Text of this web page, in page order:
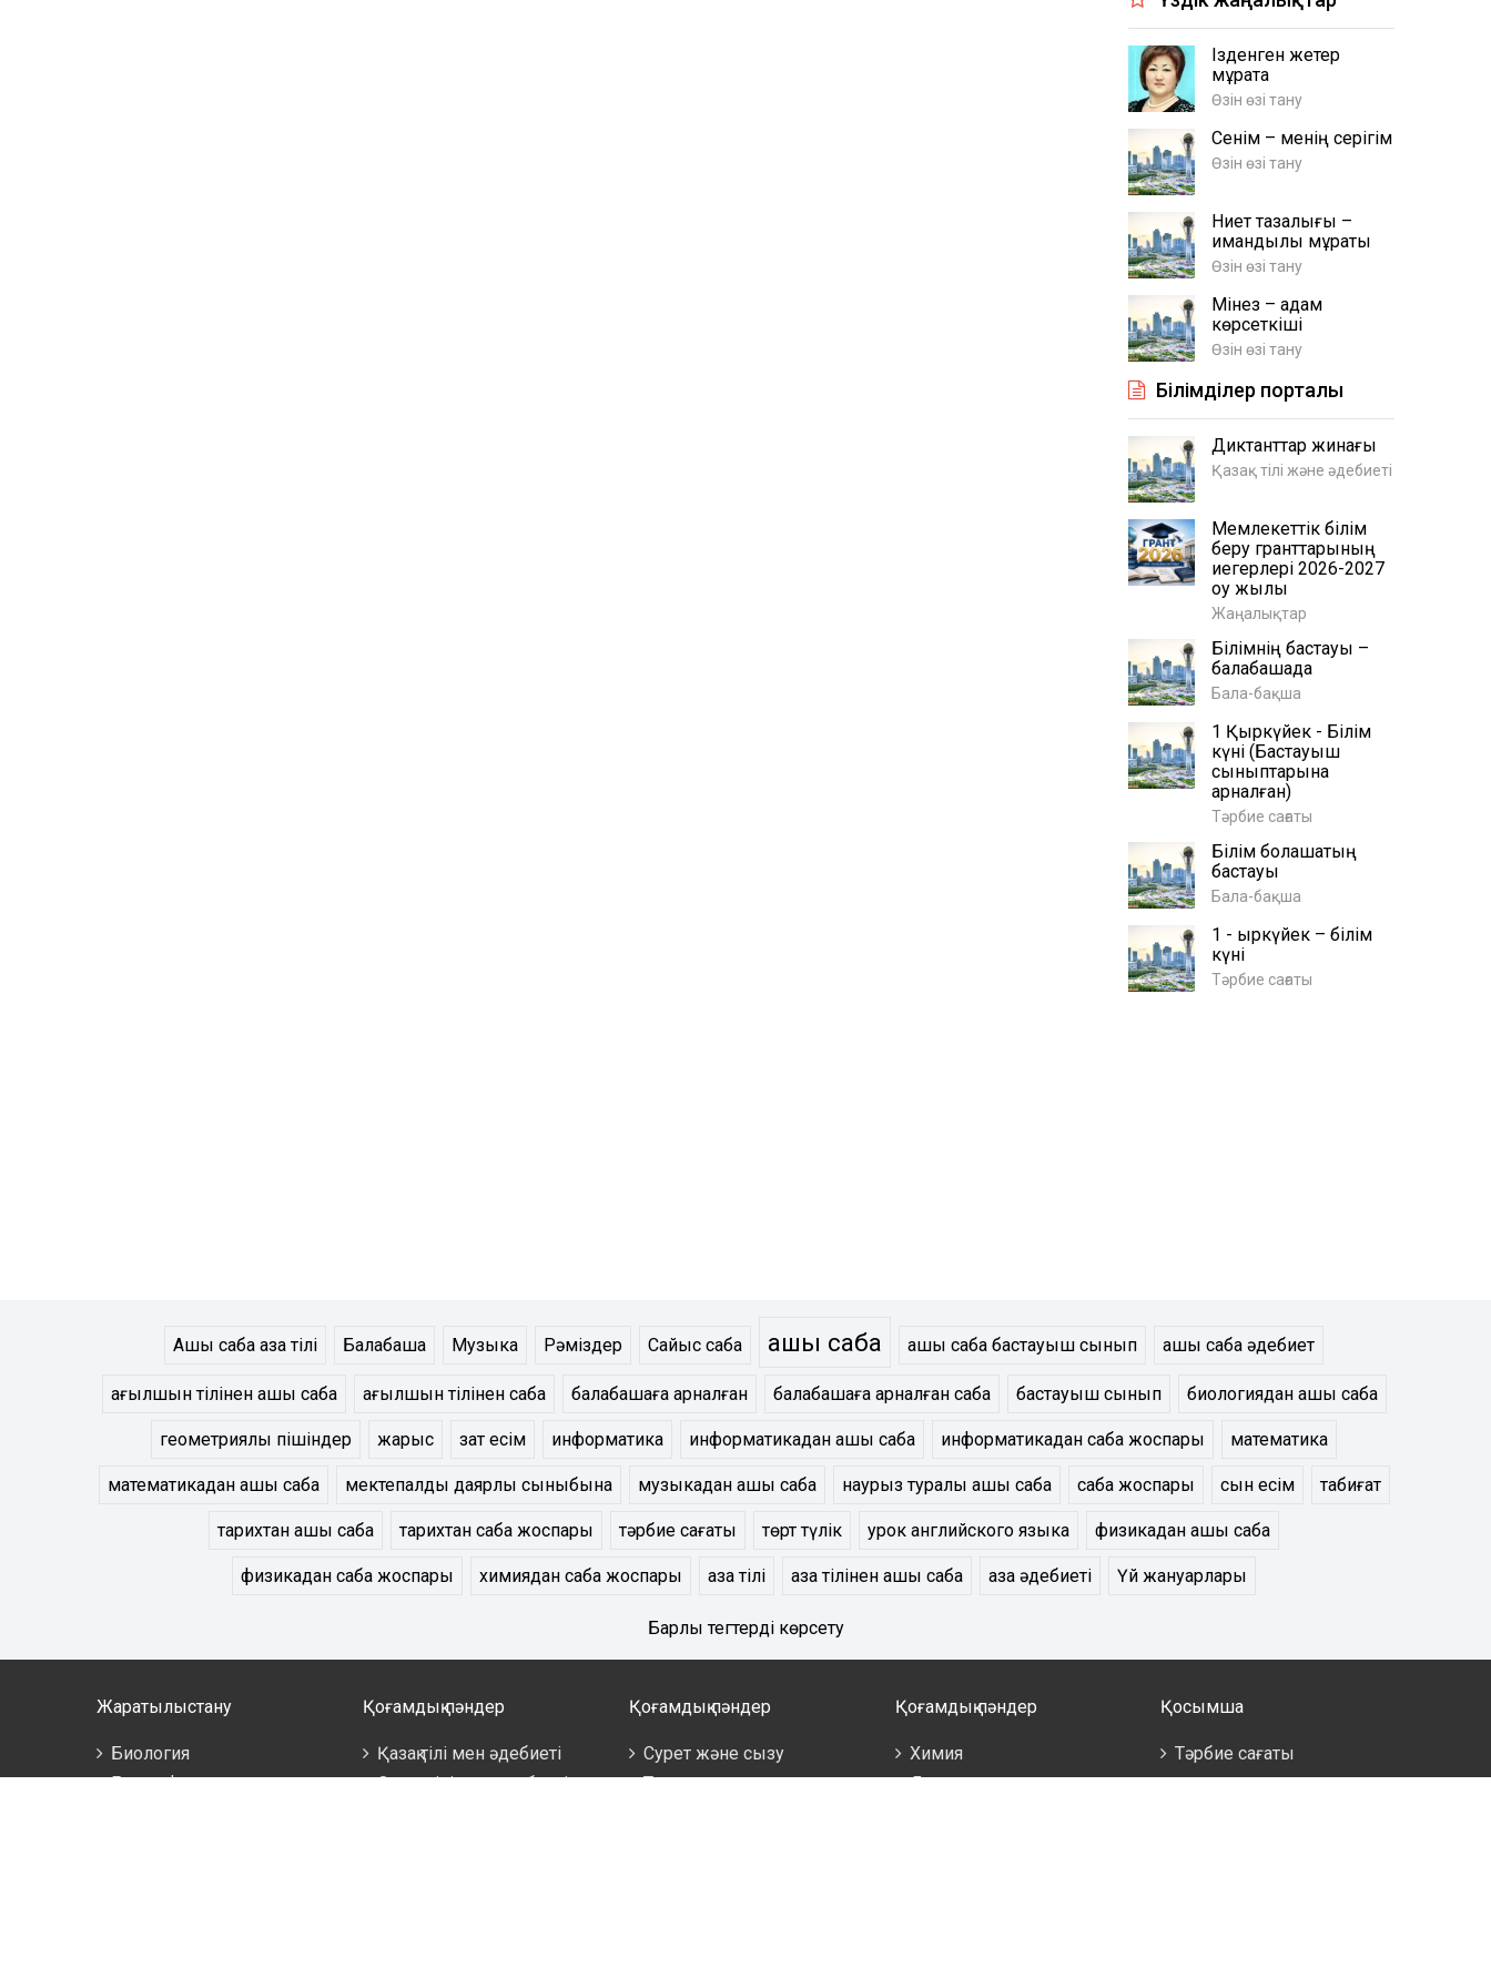
Ізденген жетер
мұратқа
Өзін өзі тану
Сенім – менің серігім
Өзін өзі тану
Ниет тазалығы –
имандылық мұраты
Өзін өзі тану
Мінез – адам
көрсеткіші
Өзін өзі тану
Білімділер порталы
Диктанттар жинағы
Қазақ тілі және әдебиеті
Мемлекеттік білім
беру гранттарының
иегерлері 2026-2027
оқу жылы
Жаңалықтар
Білімнің бастауы –
балабақшада
Бала-бақша
1 Қыркүйек - Білім
күні (Бастауыш
сыныптарына
арналған)
Тәрбие сағаты
Білім болашақтың
бастауы
Бала-бақша
1 - қыркүйек – білім
күні
Тәрбие сағаты
Ашық сабақ қазақ тілі Балабақша Музыка Рәміздер Сайыс сабақ ашық сабақ ашық сабақ бастауыш сынып ашық сабақ әдебиет
ағылшын тілінен ашық сабақ ағылшын тілінен сабақ балабақшаға арналған балабақшаға арналған сабақ бастауыш сынып биологиядан ашық сабақ
геометриялық пішіндер жарыс зат есім информатика информатикадан ашық сабақ информатикадан сабақ жоспары математика
математикадан ашық сабақ мектепалды даярлық сыныбына музыкадан ашық сабақ наурыз туралы ашық сабақ сабақ жоспары сын есім табиғат
тарихтан ашық сабақ тарихтан сабақ жоспары тәрбие сағаты төрт түлік урок английского языка физикадан ашық сабақ
физикадан сабақ жоспары химиядан сабақ жоспары қазақ тілі қазақ тілінен ашық сабақ қазақ әдебиеті Үй жануарлары
Барлық тегтерді көрсету
Жаратылыстану
Биология
География
Қоғамдық пәндер
Қазақ тілі мен әдебиеті
Орыс тілі мен әдебиеті
Қоғамдық пәндер
Сурет және сызу
Технология
Қоғамдық пәндер
Химия
Дене шынықтыру
Қосымша
Тәрбие сағаты